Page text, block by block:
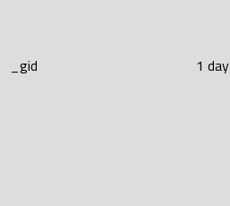
_gid 1 day